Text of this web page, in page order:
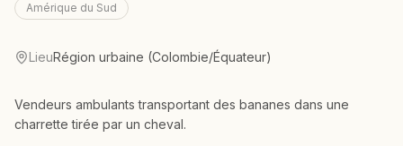
Amérique du Sud
LieuRégion urbaine (Colombie/Équateur)
Vendeurs ambulants transportant des bananes dans une
charrette tirée par un cheval.